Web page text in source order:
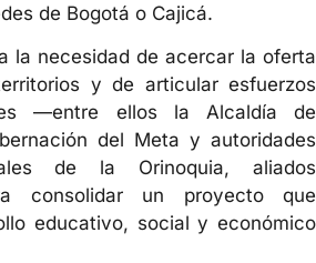
de Bogotá o Cajicá.
la necesidad de acercar la oferta
y de articular esfuerzos
—entre ellos la Alcaldía de
del Meta y autoridades
de la Orinoquia, aliados
consolidar un proyecto que
educativo, social y económico